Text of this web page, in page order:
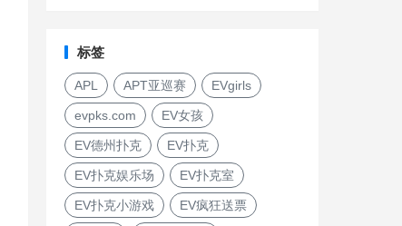
标签
APL APT亚巡赛 EVgirls
evpks.com EV女孩
EV德州扑克 EV扑克
EV扑克娱乐场 EV扑克室
EV扑克小游戏 EV疯狂送票